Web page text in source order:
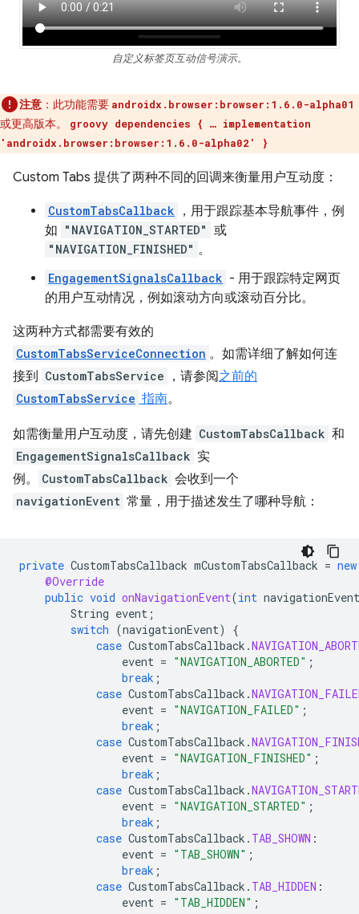
自定义标签页互动信号演示。
注意 ：此功能需要 androidx.browser:browser:1.6.0-alpha01
或更高版本。
groovy dependencies { … implementation
'androidx.browser:browser:1.6.0-alpha02' }
Custom Tabs 提供了两种不同的回调来衡量用户互动度：
CustomTabsCallback
，用于跟踪基本导航事件，例
如 "NAVIGATION_STARTED" 或
"NAVIGATION_FINISHED" 。
EngagementSignalsCallback - 用于跟踪特定网页
的用户互动情况，例如滚动方向或滚动百分比。
这两种方式都需要有效的
CustomTabsServiceConnection 。如需详细了解如何连
接到 CustomTabsService ，请参阅之前的
CustomTabsService 指南。
如需衡量用户互动度，请先创建 CustomTabsCallback 和
EngagementSignalsCallback 实
例。
CustomTabsCallback 会收到一个
navigationEvent 常量，用于描述发生了哪种导航：
private CustomTabsCallback mCustomTabsCallback = new
@Override
public void onNavigationEvent(int navigationEvent
String event ;
switch (navigationEvent)
{
case CustomTabsCallback .
event = "NAVIGATION_ABORTED" ;
break ;
case CustomTabsCallback .
event = "NAVIGATION_FAILED" ;
break ;
case CustomTabsCallback .
event = "NAVIGATION_FINISHED" ;
break ;
case CustomTabsCallback .
event = "NAVIGATION_STARTED" ;
break ;
case CustomTabsCallback . TAB_SHOWN :
event = "TAB_SHOWN" ;
break ;
case CustomTabsCallback . TAB_HIDDEN :
event = "TAB_HIDDEN" ;